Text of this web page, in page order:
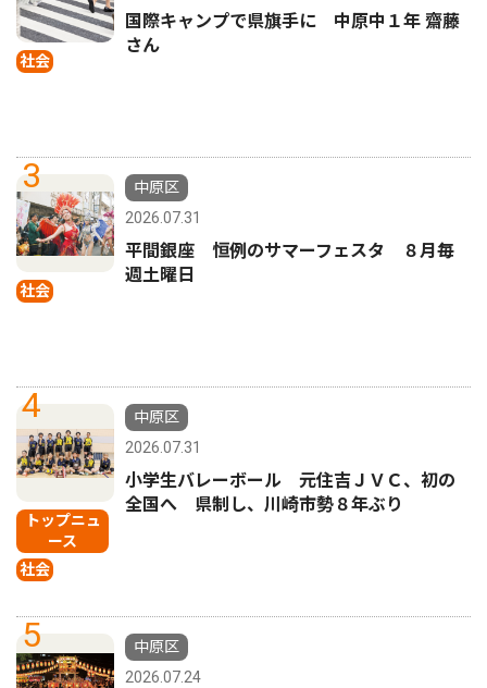
社会
国際キャンプで県旗手に 中原中１年 齋藤
さん
3
社会
中原区
2026.07.31
平間銀座 恒例のサマーフェスタ ８月毎
週土曜日
4
トップニュ
ース
社会
中原区
2026.07.31
小学生バレーボール 元住吉ＪＶＣ、初の
全国へ 県制し、川崎市勢８年ぶり
5
中原区
2026.07.24